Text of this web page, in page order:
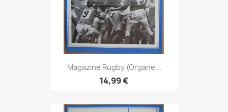
Magazine Rugby (Organe...
14,99 €